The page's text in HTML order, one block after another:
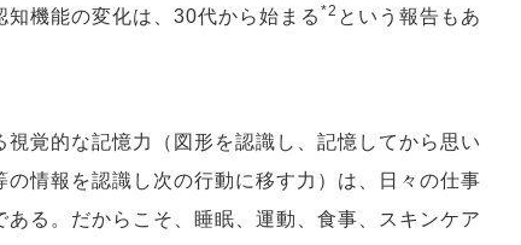
機能の変化は、30代から始まる *2 という報告もあ
覚的な記憶力（図形を認識し、記憶してから思い
情報を認識し次の行動に移す力）は、日々の仕事
る。だからこそ、睡眠、運動、食事、スキンケア